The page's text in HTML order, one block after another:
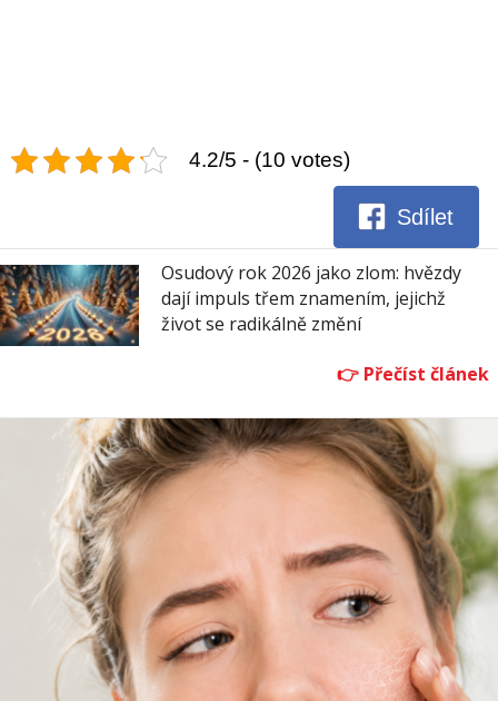
4.2/5 - (10 votes)
Sdílet
Osudový rok 2026 jako zlom: hvězdy
dají impuls třem znamením, jejichž
život se radikálně změní